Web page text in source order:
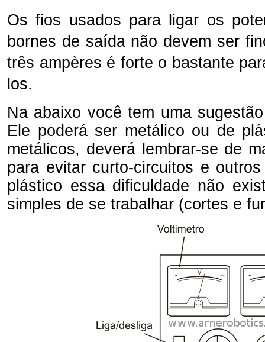
Os fios usados para ligar os
bornes de saída não devem ser
três ampères é forte o bastante
los.
Na abaixo você tem uma
Ele poderá ser metálico ou de
metálicos, deverá lembrar-se de
para evitar curto-circuitos e
plástico essa dificuldade não
simples de se trabalhar (cortes e